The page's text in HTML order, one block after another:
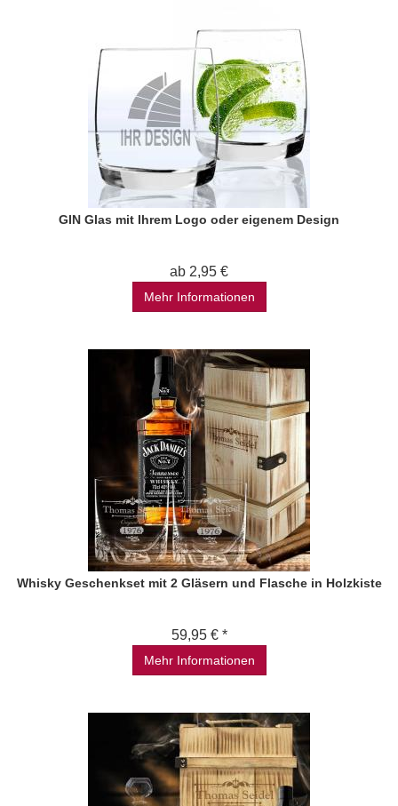
GIN Glas mit Ihrem Logo oder eigenem Design
ab 2,95 €
Mehr Informationen
Whisky Geschenkset mit 2 Gläsern und Flasche in Holzkiste
59,95 € *
Mehr Informationen